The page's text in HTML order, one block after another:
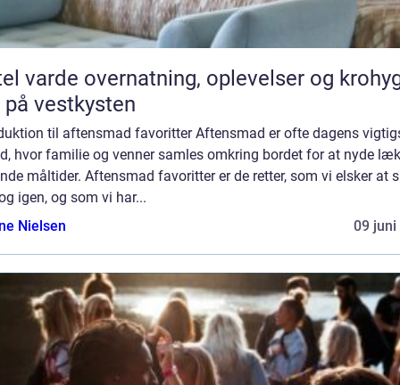
oplevelser og krohygge
vestkysten
til aftensmad favoritter Aftensmad er ofte dagens
hvor familie og venner samles omkring bordet for at nyde
måltider. Aftensmad favoritter er de retter, som vi elsker at
igen, og som vi har...
Nielsen
09 juni